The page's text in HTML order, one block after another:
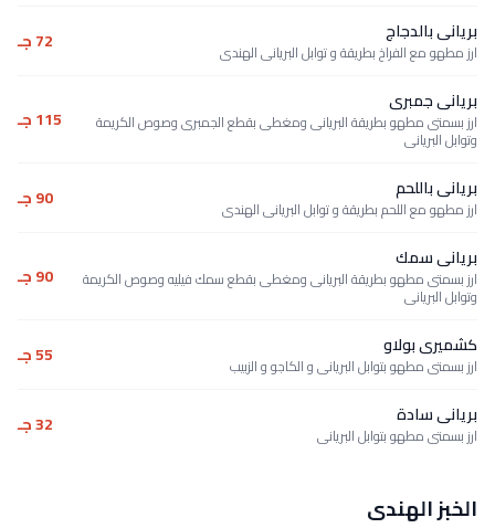
بريانى بالدجاج
ارز مطهو مع الفراخ بطريقة و توابل البريانى الهندى 72 جـ
بريانى جمبرى
ارز بسمتى مطهو بطريقة البريانى ومغطى بقطع الجمبرى وصوص الكريمة
وتوابل البريانى
115 جـ
بريانى باللحم
ارز مطهو مع اللحم بطريقة و توابل البريانى الهندى 90 جـ
بريانى سمك
ارز بسمتى مطهو بطريقة البريانى ومغطى بقطع سمك فيليه وصوص الكريمة
وتوابل البريانى
90 جـ
كشميرى بولاو
ارز بسمتى مطهو بتوابل البريانى و الكاجو و الزبيب 55 جـ
بريانى سادة
ارز بسمتى مطهو بتوابل البريانى 32 جـ
الخبز الهندى